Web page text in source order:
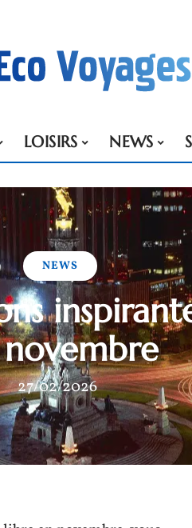
LOISIRS NEWS
NEWS
27/02/2026